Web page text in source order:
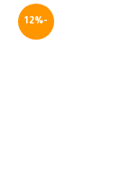
-12%